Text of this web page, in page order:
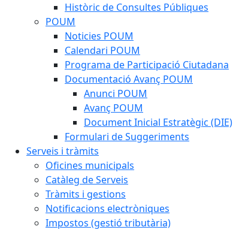
Històric de Consultes Públiques
POUM
Noticies POUM
Calendari POUM
Programa de Participació Ciutadana
Documentació Avanç POUM
Anunci POUM
Avanç POUM
Document Inicial Estratègic (DIE)
Formulari de Suggeriments
Serveis i tràmits
Oficines municipals
Catàleg de Serveis
Tràmits i gestions
Notificacions electròniques
Impostos (gestió tributària)